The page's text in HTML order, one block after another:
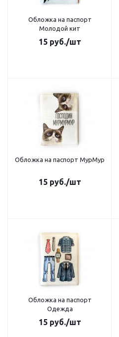
Обложка на паспорт
Молодой кит
15руб./шт
Обложка на паспорт МурМур
15руб./шт
Обложка на паспорт
Одежда
15руб./шт